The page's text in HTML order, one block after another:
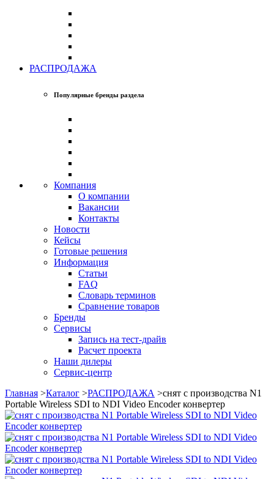
РАСПРОДАЖА
Популярные бренды раздела
Компания
О компании
Вакансии
Контакты
Новости
Кейсы
Готовые решения
Информация
Статьи
FAQ
Словарь терминов
Сравнение товаров
Бренды
Сервисы
Запись на тест-драйв
Расчет проекта
Наши дилеры
Сервис-центр
Главная >Каталог >РАСПРОДАЖА >снят с производства N1
Portable Wireless SDI to NDI Video Encoder конвертер